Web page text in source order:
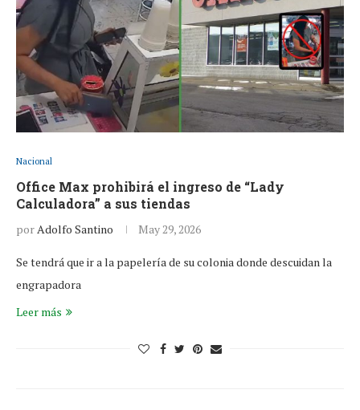
Nacional
Office Max prohibirá el ingreso de “Lady
Calculadora” a sus tiendas
porAdolfo Santino May 29, 2026
Se tendrá que ir a la papelería de su colonia donde descuidan la
engrapadora
Leer más